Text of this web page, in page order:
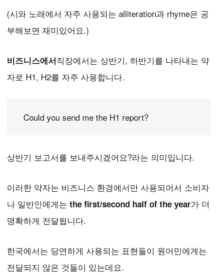
(시와 노래에서 자주 사용되는 alliteration과 rhyme은 공
부해보면 재미있어요.)
비즈니스에서직장에서는 상반기, 하반기를 나타내는 약
자로 H1, H2를 자주 사용합니다.
Could you send me the H1 report?
상반기 보고서를 보내주시겠어요?라는 의미입니다.
이러한 약자는 비즈니스 환경에서만 사용되어서 소비자
나 일반인에게는 the first/second half of the year가 더
명확하게 전달됩니다.
한국에서는 당연하게 사용되는 표현들이 원어민에게는
전달되지 않은 것들이 있는데요.